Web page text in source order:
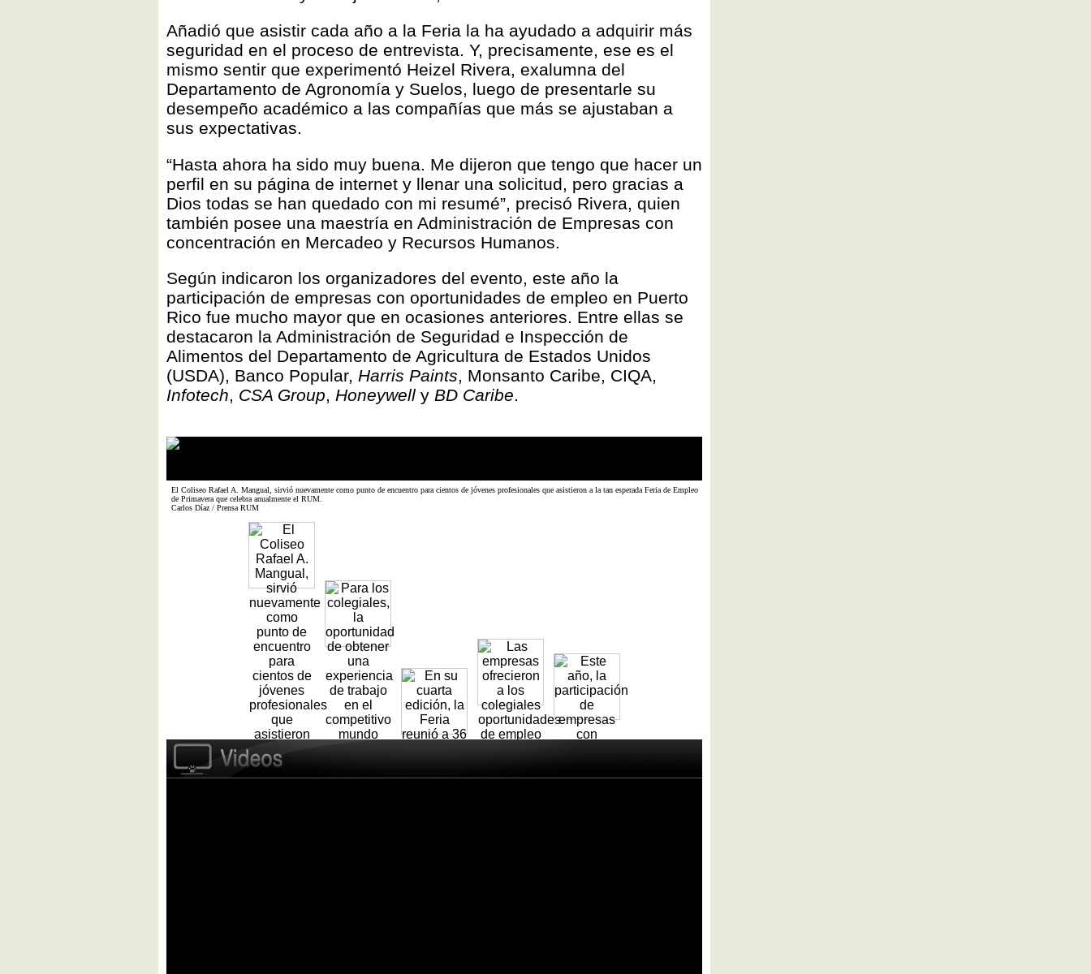
Añadió que asistir cada año a la Feria la ha ayudado a adquirir más
seguridad en el proceso de entrevista. Y, precisamente, ese es el
mismo sentir que experimentó Heizel Rivera, exalumna del
Departamento de Agronomía y Suelos, luego de presentarle su
desempeño académico a las compañías que más se ajustaban a
sus expectativas.
“Hasta ahora ha sido muy buena. Me dijeron que tengo que hacer un
perfil en su página de internet y llenar una solicitud, pero gracias a
Dios todas se han quedado con mi resumé”, precisó Rivera, quien
también posee una maestría en Administración de Empresas con
concentración en Mercadeo y Recursos Humanos.
Según indicaron los organizadores del evento, este año la
participación de empresas con oportunidades de empleo en Puerto
Rico fue mucho mayor que en ocasiones anteriores. Entre ellas se
destacaron la Administración de Seguridad e Inspección de
Alimentos del Departamento de Agricultura de Estados Unidos
(USDA), Banco Popular, Harris Paints, Monsanto Caribe, CIQA,
Infotech, CSA Group, Honeywell y BD Caribe.
El Coliseo Rafael A. Mangual, sirvió nuevamente como punto de encuentro para cientos de jóvenes profesionales que asistieron a la tan esperada Feria de Empleo
de Primavera que celebra anualmente el RUM.
Carlos Díaz / Prensa RUM